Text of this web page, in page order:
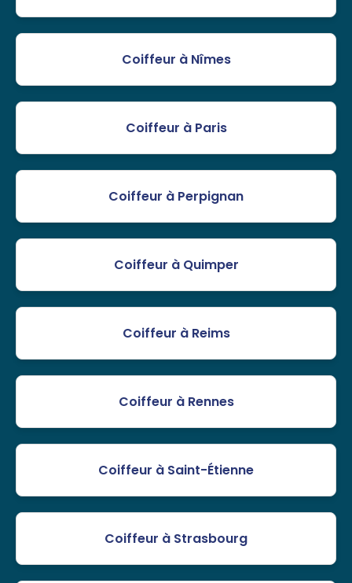
Coiffeur à Nîmes
Coiffeur à Paris
Coiffeur à Perpignan
Coiffeur à Quimper
Coiffeur à Reims
Coiffeur à Rennes
Coiffeur à Saint-Étienne
Coiffeur à Strasbourg